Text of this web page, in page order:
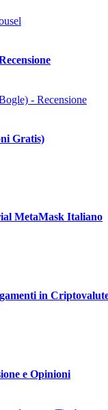
Gratis)
MetaMask Italiano
in
e Opinioni